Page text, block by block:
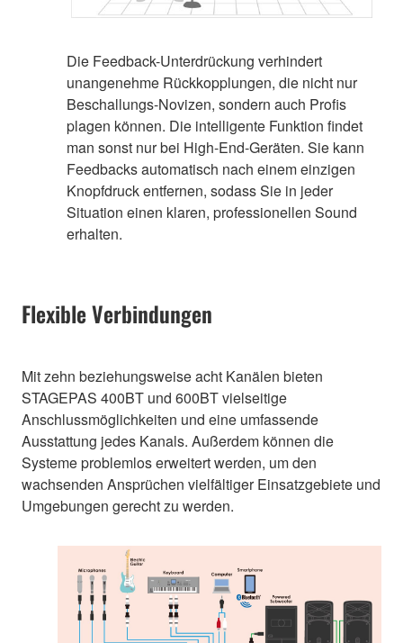
Die Feedback-Unterdrückung verhindert
unangenehme Rückkopplungen, die nicht nur
Beschallungs-Novizen, sondern auch Profis
plagen können. Die intelligente Funktion findet
man sonst nur bei High-End-Geräten. Sie kann
Feedbacks automatisch nach einem einzigen
Knopfdruck entfernen, sodass Sie in jeder
Situation einen klaren, professionellen Sound
erhalten.
Flexible Verbindungen
Mit zehn beziehungsweise acht Kanälen bieten
STAGEPAS 400BT und 600BT vielseitige
Anschlussmöglichkeiten und eine umfassende
Ausstattung jedes Kanals. Außerdem können die
Systeme problemlos erweitert werden, um den
wachsenden Ansprüchen vielfältiger Einsatzgebiete und
Umgebungen gerecht zu werden.